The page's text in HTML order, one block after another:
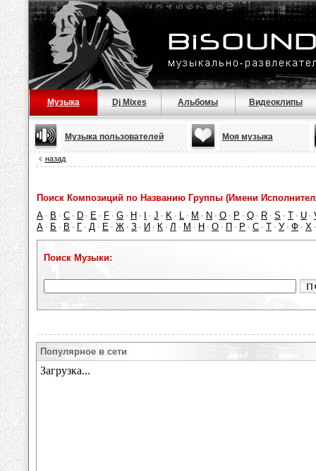
Музыка Dj Mixes Альбомы Видеоклипы
Музыка пользователей Моя музыка
назад
Поиск Композиций по Названию Группы (Имени
A · B · C · D · E · F · G · H · · J · K · L · M · N · O · P · Q · R · S · T · U ·
А · Б · В · Г · Д · Е · Ж · З · И · К · Л · М · Н · О · П · Р · С · Т · У · Ф · Х
Поиск Музыки:
Популярное в сети